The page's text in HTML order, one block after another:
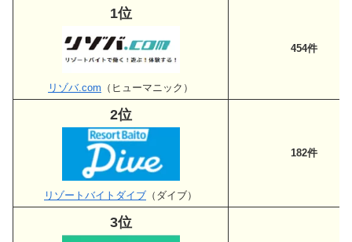
1位
リゾバ.com （ヒューマニック）
454件
2位
リゾートバイトダイブ （ダイブ）
182件
3位